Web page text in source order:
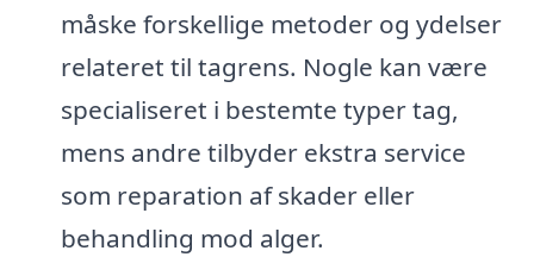
måske forskellige metoder og ydelser
relateret til tagrens. Nogle kan være
specialiseret i bestemte typer tag,
mens andre tilbyder ekstra service
som reparation af skader eller
behandling mod alger.